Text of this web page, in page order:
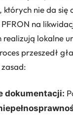
nie da się
na
lokalne
przeszedł
dokumentacji: